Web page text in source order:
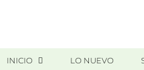
INICIO LO NUEVO